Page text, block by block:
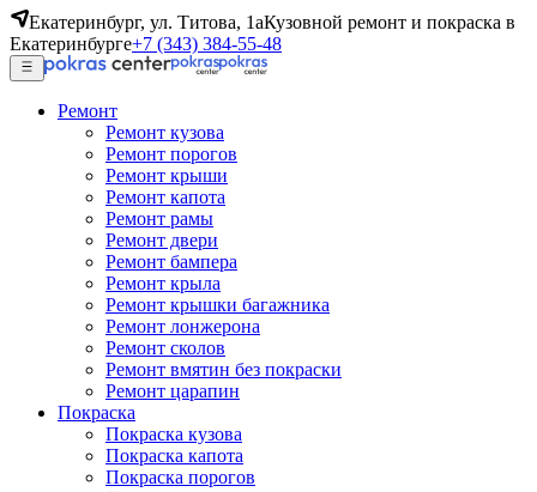
Екатеринбург, ул. Титова, 1аКузовной ремонт и покраска в
Екатеринбурге+7 (343) 384-55-48
Ремонт
Ремонт кузова
Ремонт порогов
Ремонт крыши
Ремонт капота
Ремонт рамы
Ремонт двери
Ремонт бампера
Ремонт крыла
Ремонт крышки багажника
Ремонт лонжерона
Ремонт сколов
Ремонт вмятин без покраски
Ремонт царапин
Покраска
Покраска кузова
Покраска капота
Покраска порогов